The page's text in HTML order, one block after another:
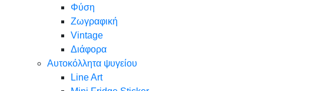
Φύση
Ζωγραφική
Vintage
Διάφορα
Αυτοκόλλητα ψυγείου
Line Art